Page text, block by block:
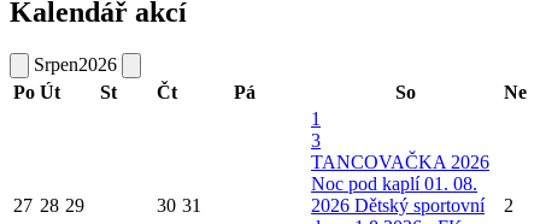
Kalendář akcí
Srpen2026
Po Út St Čt Pá So Ne
27 28 29 30 31
1
3
TANCOVAČKA 2026
Noc pod kaplí 01. 08.
2026 Dětský sportovní
2